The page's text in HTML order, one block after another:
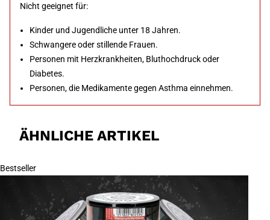
Nicht geeignet für:
Kinder und Jugendliche unter 18 Jahren.
Schwangere oder stillende Frauen.
Personen mit Herzkrankheiten, Bluthochdruck oder
Diabetes.
Personen, die Medikamente gegen Asthma einnehmen.
ÄHNLICHE ARTIKEL
Bestseller